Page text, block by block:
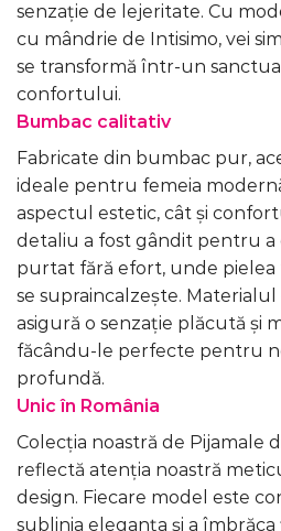
senzație de lejeritate. Cu
cu mândrie de Intisimo, vei
se transformă într-un
confortului.
Bumbac calitativ
Fabricate din bumbac pur,
ideale pentru femeia
aspectul estetic, cât și
detaliu a fost gândit pentru a
purtat fără efort, unde pielea
se supraincalzește.
asigură o senzație plăcută și
făcându-le perfecte pentru
profundă.
Unic în România
Colecția noastră de Pijamale
reflectă atenția noastră
design. Fiecare model este
sublinia eleganța și a